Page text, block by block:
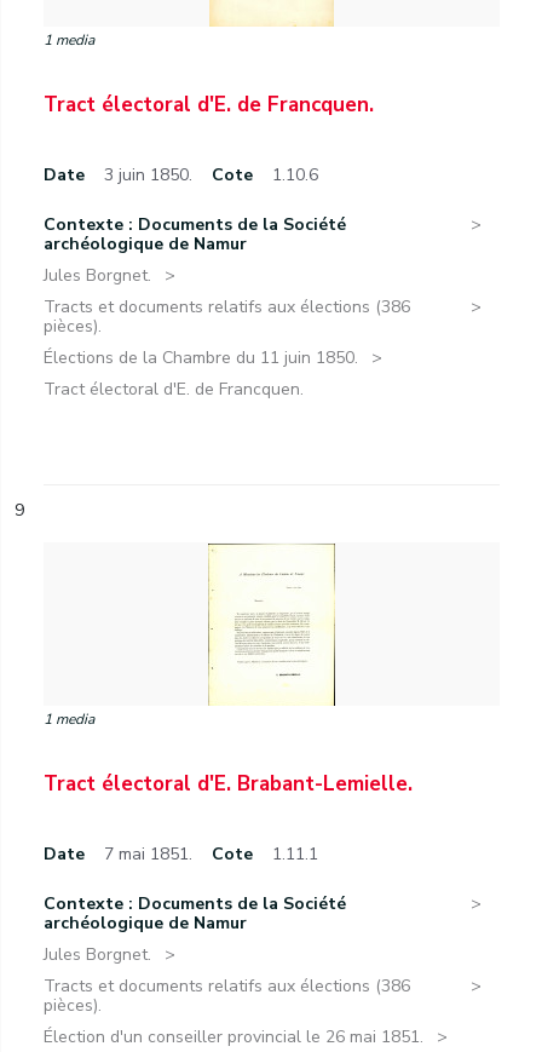
1 media
Tract électoral d'E. de Francquen.
Date 3 juin 1850. Cote 1.10.6
Contexte : Documents de la Société
archéologique de Namur
Jules Borgnet.
Tracts et documents relatifs aux élections (386
pièces).
Élections de la Chambre du 11 juin 1850.
Tract électoral d'E. de Francquen.
9
1 media
Tract électoral d'E. Brabant-Lemielle.
Date 7 mai 1851. Cote 1.11.1
Contexte : Documents de la Société
archéologique de Namur
Jules Borgnet.
Tracts et documents relatifs aux élections (386
pièces).
Élection d'un conseiller provincial le 26 mai 1851.